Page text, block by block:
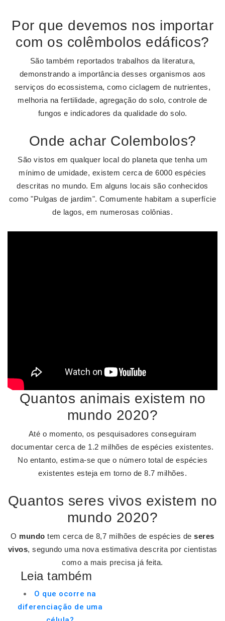
Por que devemos nos importar
com os colêmbolos edáficos?
São também reportados trabalhos da literatura,
demonstrando a importância desses organismos aos
serviços do ecossistema, como ciclagem de nutrientes,
melhoria na fertilidade, agregação do solo, controle de
fungos e indicadores da qualidade do solo.
Onde achar Colembolos?
São vistos em qualquer local do planeta que tenha um
mínimo de umidade, existem cerca de 6000 espécies
descritas no mundo. Em alguns locais são conhecidos
como "Pulgas de jardim". Comumente habitam a superfície
de lagos, em numerosas colônias.
Quantos animais existem no
mundo 2020?
Até o momento, os pesquisadores conseguiram
documentar cerca de 1.2 milhões de espécies existentes.
No entanto, estima-se que o número total de espécies
existentes esteja em torno de 8.7 milhões.
Quantos seres vivos existem no
mundo 2020?
O mundo tem cerca de 8,7 milhões de espécies deseres
vivos, segundo uma nova estimativa descrita por cientistas
como a mais precisa já feita.
Leia também
O que ocorre na
diferenciação de uma